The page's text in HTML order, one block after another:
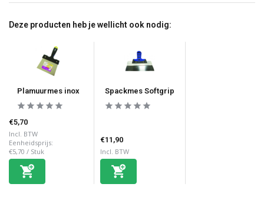
Deze producten heb je wellicht ook nodig:
Plamuurmes inox
€5,70
Incl. BTW
Eenheidsprijs:
€5,70 / Stuk
Spackmes Softgrip
€11,90
Incl. BTW